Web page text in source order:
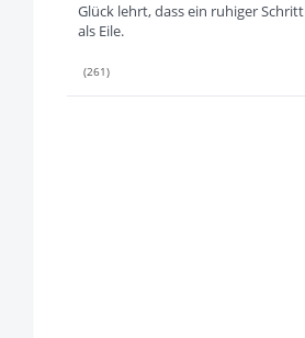
Glück lehrt, dass ein ruhiger
als Eile.
(261)